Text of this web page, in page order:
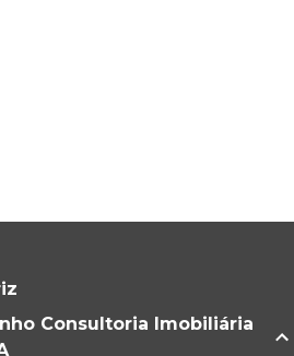
Consultoria Imobiliária